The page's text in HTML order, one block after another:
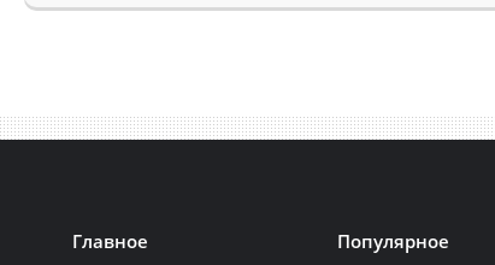
Главное Популярное